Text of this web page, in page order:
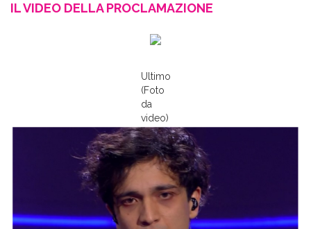
IL VIDEO DELLA PROCLAMAZIONE
Ultimo
(Foto
da
video)